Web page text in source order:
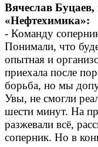
Вячеслав
«Нефтехимика»:
- Команду
Понимали, что
опытная и
приехала после
борьба, но мы
Увы, не смогли
шести минут. На
разжевали всё,
соперник. Но в